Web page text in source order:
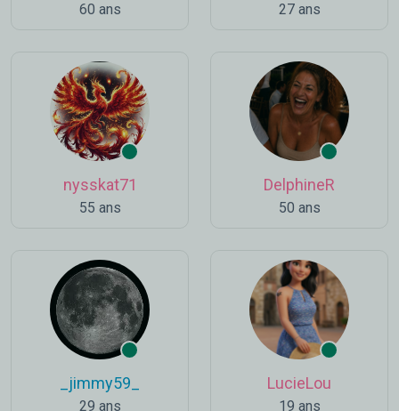
60 ans 27 ans
nysskat71
55 ans
DelphineR
50 ans
_jimmy59_
29 ans
LucieLou
19 ans